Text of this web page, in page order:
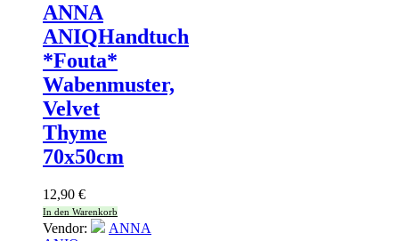
ANNA
ANIQHandtuch
*Fouta*
Wabenmuster,
Velvet
Thyme
70x50cm
12,90 €
In den Warenkorb
Vendor:
ANNA